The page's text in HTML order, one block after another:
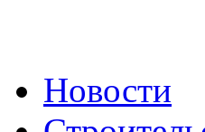
Новости